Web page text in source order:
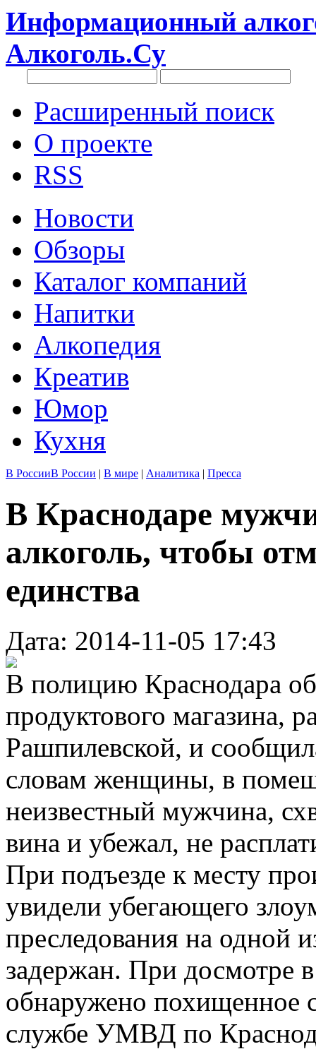
Информационный
Алкоголь.Су
Расширенный поиск
О проекте
RSS
Новости
Обзоры
Каталог компаний
Напитки
Алкопедия
Креатив
Юмор
Кухня
В РоссииВ России | В мире | Аналитика | Пресса
В Краснодаре
алкоголь, чтобы
единства
Дата: 2014-11-05 17:43
В полицию Краснодара
продуктового магазина,
Рашпилевской, и
словам женщины, в
неизвестный мужчина,
вина и убежал, не
При подъезде к месту
увидели убегающего
преследования на одной
задержан. При досмотре
обнаружено похищенное
службе УМВД по